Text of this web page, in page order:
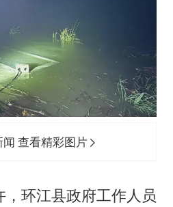
查看精彩图片
环江县政府工作人员